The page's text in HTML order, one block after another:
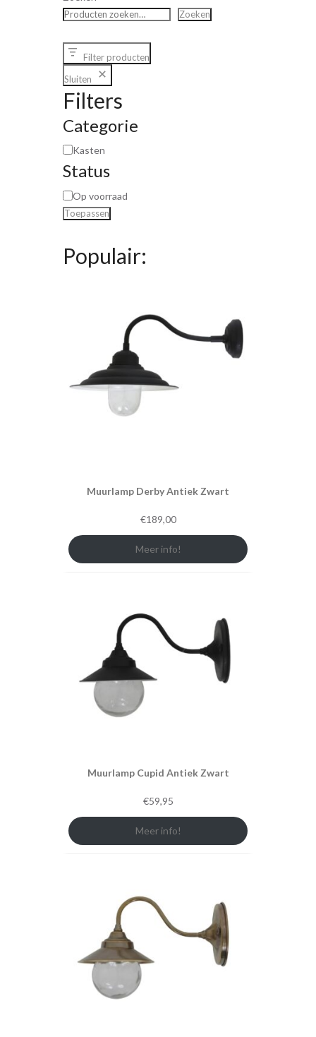
Zoeken
Filter producten
Sluiten
Filters
Categorie
Kasten
Status
Op voorraad
Toepassen
Populair:
Muurlamp Derby Antiek Zwart
€189,00
Meer info!
Muurlamp Cupid Antiek Zwart
€59,95
Meer info!